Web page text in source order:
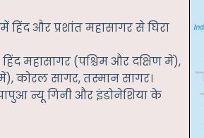
में हिंद और प्रशांत महासागर से घिरा
हिंद महासागर (पश्चिम और दक्षिण में),
कोरल सागर, तस्मान सागर।
न्यू गिनी और इंडोनेशिया के